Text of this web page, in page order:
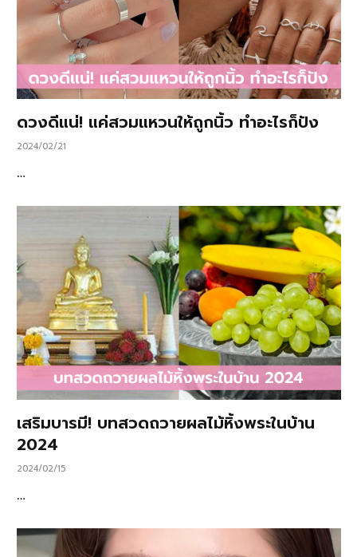
ดวงดีแน่! แค่สวมแหวนให้ถูกนิ้ว ทำอะไรก็ปัง
2024/02/21
…
เสริมบารมี! บทสวดถวายผลไม้หิ้งพระในบ้าน
2024
2024/02/15
…